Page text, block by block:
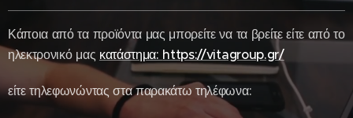
Κάποια από τα προϊόντα μας μπορείτε να τα βρείτε είτε από το
ηλεκτρονικό μας κατάστημα: https://vitagroup.gr/
είτε τηλεφωνώντας στα παρακάτω τηλέφωνα: